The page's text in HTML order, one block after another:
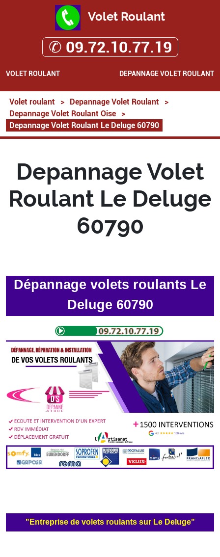
Volet Roulant
✆ 09.72.10.77.19
VOLET ROULANT DEPANNAGE VOLET ROULANT
Volet roulant > Depannage Volet Roulant
>
Depannage Volet Roulant Oise
>
Depannage Volet Roulant Le Deluge 60790
Depannage Volet
Roulant Le Deluge
60790
Dépannage volets roulants Le
Deluge 60790
"Entreprise de volets roulants sur Le Deluge"